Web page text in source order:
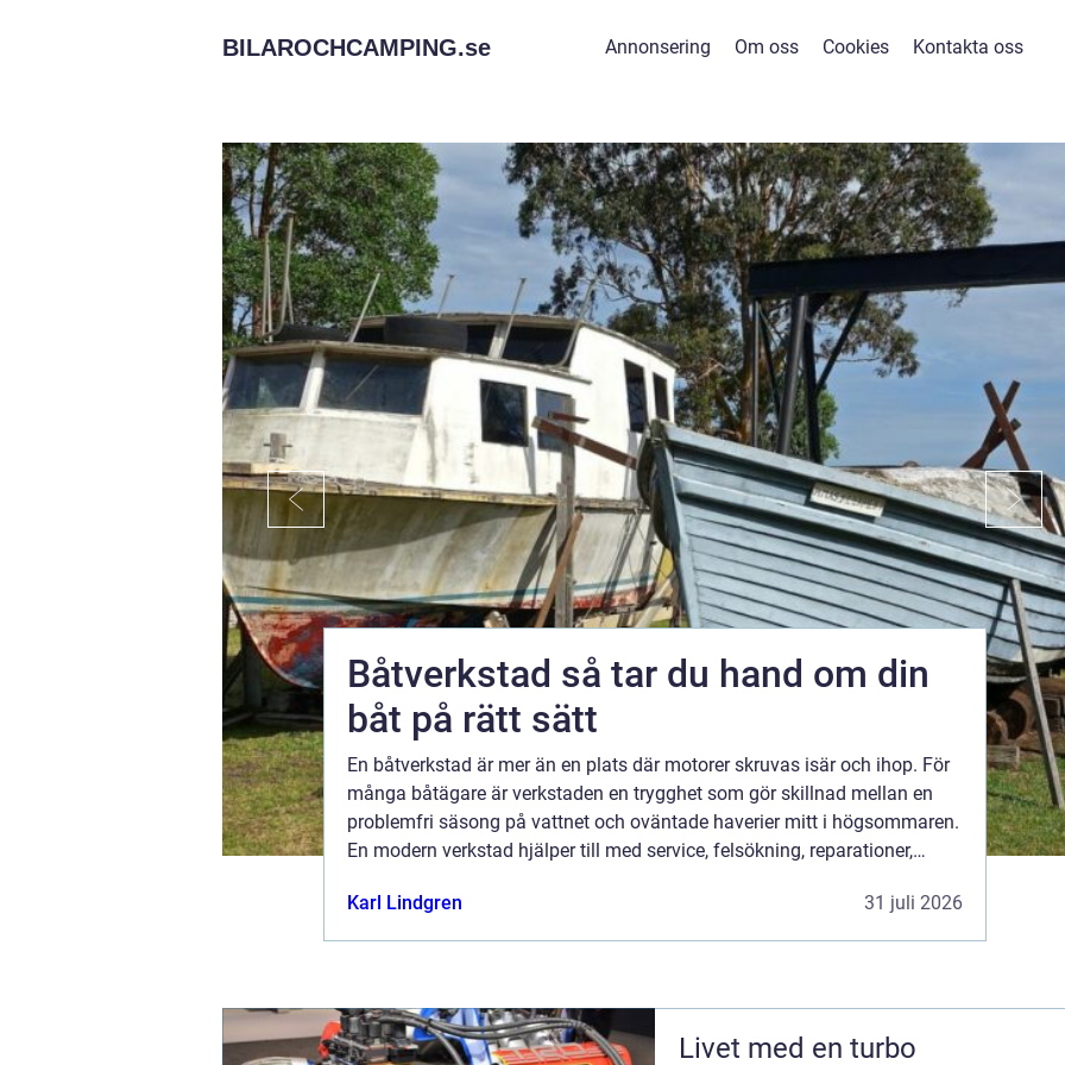
BILAROCHCAMPING.se Annonsering Om oss Cookies Kontakta oss
Båtverkstad så tar du hand om din
båt på rätt sätt
En båtverkstad är mer än en plats där motorer skruvas isär och ihop. För
många båtägare är verkstaden en trygghet som gör skillnad mellan en
problemfri säsong på vattnet och oväntade haverier mitt i högsommaren.
En modern verkstad hjälper till med service, felsökning, reparationer,
Karl Lindgren
31 juli 2026
Livet med en turbo